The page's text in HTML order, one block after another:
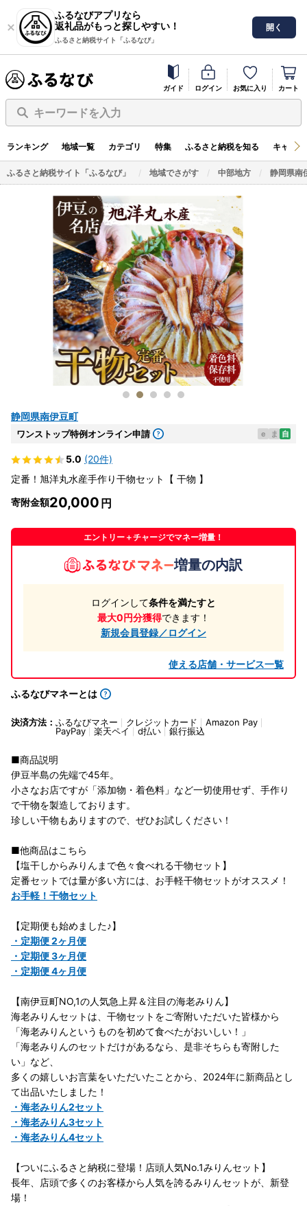
ふるなびアプリなら
返礼品がもっと探しやすい！
ふるさと納税サイト「ふるなび」
開く
ガイド ログイン お気に入り カート
キーワードを入力
ランキング 地域一覧 カテゴリ 特集 ふるさと納税を知る キャン
ふるさと納税サイト「ふるなび」 地域でさがす 中部地方 静岡県南
静岡県南伊豆町
ワンストップ特例オンライン申請 e ま 自
5.0 (20件)
定番！旭洋丸水産手作り干物セット【 干物 】
寄附金額20,000
エントリー＋チャージでマネー増量！
増量の内訳
ログインして条件を満たすと
最大0円分獲得できます！
新規会員登録／ログイン
使える店舗・サービス一覧
ふるなびマネーとは
決済方法： ふるなびマネー クレジットカード
Amazon Pay
PayPay
楽天ペイ d払い 銀行振込
■商品説明
伊豆半島の先端で45年。
小さなお店ですが「添加物・着色料」など一切使用せず、手作り
で干物を製造しております。
珍しい干物もありますので、ぜひお試しください！
■他商品はこちら
【塩干しからみりんまで色々食べれる干物セット】
定番セットでは量が多い方には、お手軽干物セットがオススメ！
お手軽！干物セット
【定期便も始めました♪】
・定期便 2ヶ月便
・定期便 3ヶ月便
・定期便 4ヶ月便
【南伊豆町NO,1の人気急上昇＆注目の海老みりん】
海老みりんセットは、干物セットをご寄附いただいた皆様から
「海老みりんというものを初めて食べたがおいしい！」
「海老みりんのセットだけがあるなら、是非そちらも寄附した
い」など、
多くの嬉しいお言葉をいただいたことから、2024年に新商品とし
て出品いたしました！
・海老みりん2セット
・海老みりん3セット
・海老みりん4セット
【ついにふるさと納税に登場！店頭人気No.1みりんセット】
長年、店頭で多くのお客様から人気を誇るみりんセットが、新登
場！